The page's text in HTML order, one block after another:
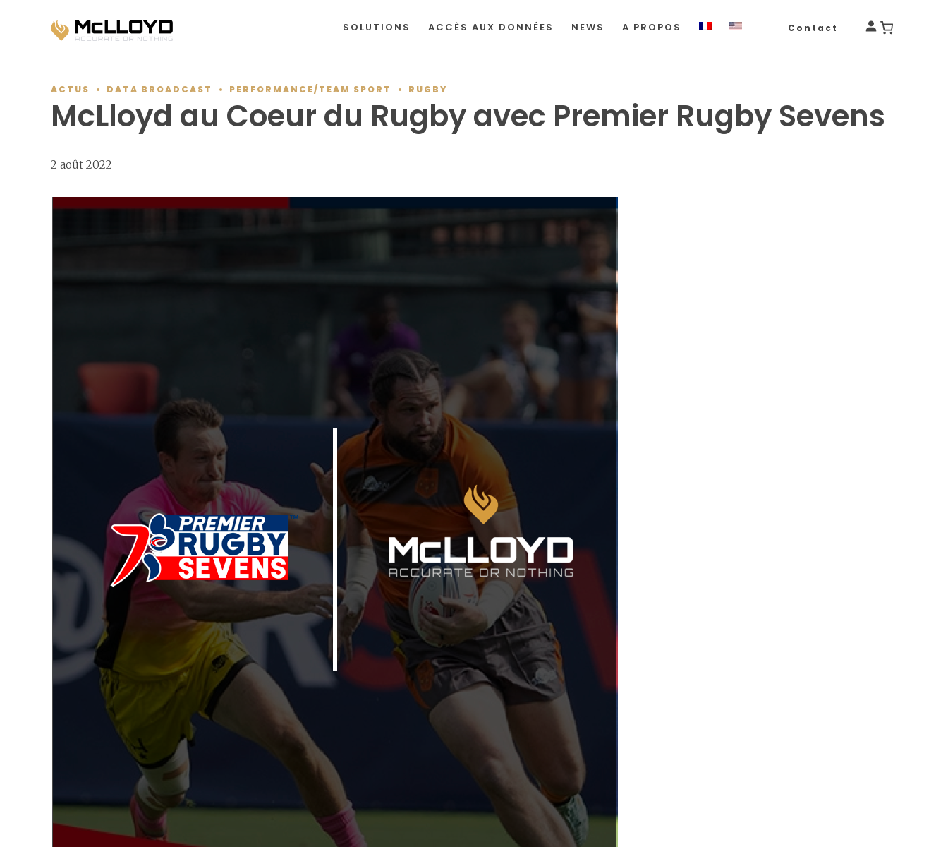
Contact
SOLUTIONS ACCÈS AUX DONNÉES NEWS A PROPOS
ACTUS DATA BROADCAST PERFORMANCE/TEAM SPORT RUGBY
McLloyd au Coeur du Rugby avec Premier Rugby Sevens
2 août 2022